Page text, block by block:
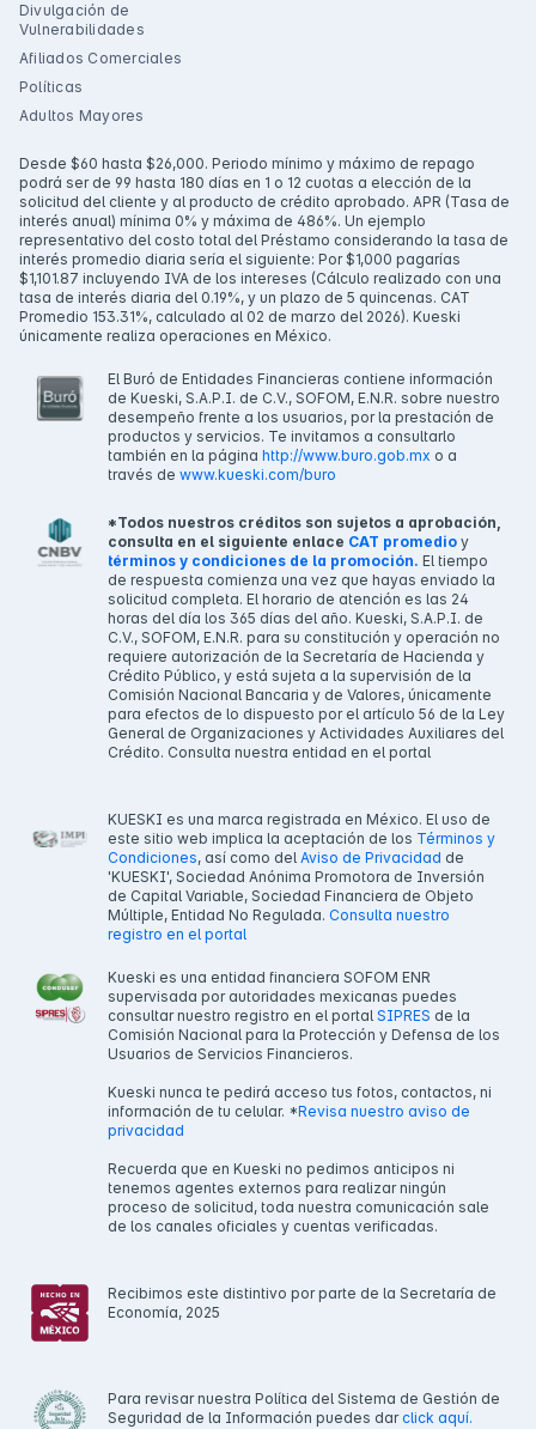
Divulgación de
Vulnerabilidades
Afiliados Comerciales
Políticas
Adultos Mayores
Desde $60 hasta $26,000. Periodo mínimo y máximo de repago
podrá ser de 99 hasta 180 días en 1 o 12 cuotas a elección de la
solicitud del cliente y al producto de crédito aprobado. APR (Tasa de
interés anual) mínima 0% y máxima de 486%. Un ejemplo
representativo del costo total del Préstamo considerando la tasa de
interés promedio diaria sería el siguiente: Por $1,000 pagarías
$1,101.87 incluyendo IVA de los intereses (Cálculo realizado con una
tasa de interés diaria del 0.19%, y un plazo de 5 quincenas. CAT
Promedio 153.31%, calculado al 02 de marzo del 2026). Kueski
únicamente realiza operaciones en México.
El Buró de Entidades Financieras contiene información
de Kueski, S.A.P.I. de C.V., SOFOM, E.N.R. sobre nuestro
desempeño frente a los usuarios, por la prestación de
productos y servicios. Te invitamos a consultarlo
también en la página http://www.buro.gob.mx o a
través de www.kueski.com/buro
*Todos nuestros créditos son sujetos a aprobación,
consulta en el siguiente enlace CAT promedio y
términos y condiciones de la promoción. El tiempo
de respuesta comienza una vez que hayas enviado la
solicitud completa. El horario de atención es las 24
horas del día los 365 días del año. Kueski, S.A.P.I. de
C.V., SOFOM, E.N.R. para su constitución y operación no
requiere autorización de la Secretaría de Hacienda y
Crédito Público, y está sujeta a la supervisión de la
Comisión Nacional Bancaria y de Valores, únicamente
para efectos de lo dispuesto por el artículo 56 de la Ley
General de Organizaciones y Actividades Auxiliares del
Crédito. Consulta nuestra entidad en el portal
KUESKI es una marca registrada en México. El uso de
este sitio web implica la aceptación de los Términos y
Condiciones, así como del Aviso de Privacidad de
'KUESKI', Sociedad Anónima Promotora de Inversión
de Capital Variable, Sociedad Financiera de Objeto
Múltiple, Entidad No Regulada. Consulta nuestro
registro en el portal
Kueski es una entidad financiera SOFOM ENR
supervisada por autoridades mexicanas puedes
consultar nuestro registro en el portal SIPRES de la
Comisión Nacional para la Protección y Defensa de los
Usuarios de Servicios Financieros.
Kueski nunca te pedirá acceso tus fotos, contactos, ni
información de tu celular. *Revisa nuestro aviso de
privacidad
Recuerda que en Kueski no pedimos anticipos ni
tenemos agentes externos para realizar ningún
proceso de solicitud, toda nuestra comunicación sale
de los canales oficiales y cuentas verificadas.
Recibimos este distintivo por parte de la Secretaría de
Economía, 2025
Para revisar nuestra Política del Sistema de Gestión de
Seguridad de la Información puedes darclick aquí.